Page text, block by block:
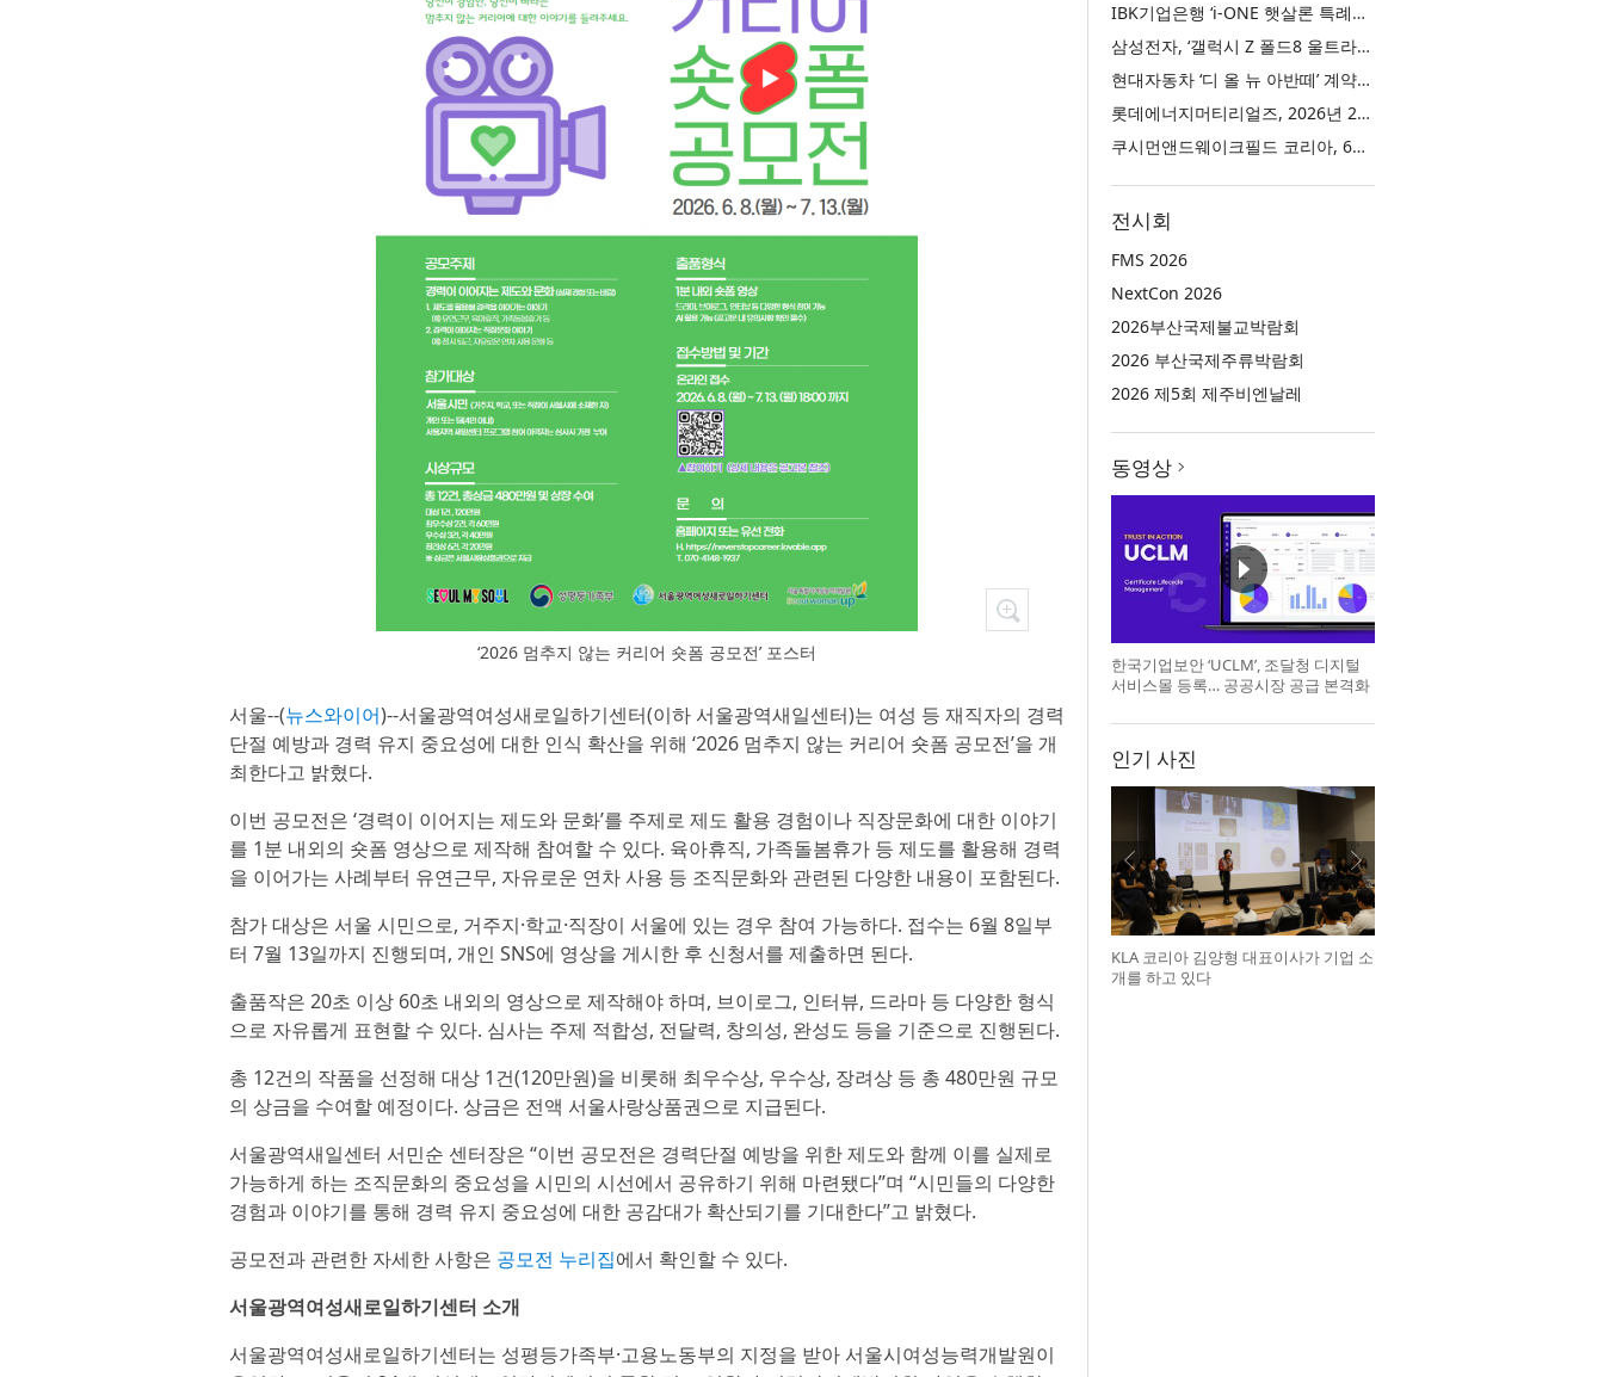
‘2026 멈추지 않는 커리어 숏폼 공모전’ 포스터
서울--(뉴스와이어)--서울광역여성새로일하기센터(이하 서울광역새일센터)는 여성 등 재직자의 경력
단절 예방과 경력 유지 중요성에 대한 인식 확산을 위해 ‘2026 멈추지 않는 커리어 숏폼 공모전’을 개
최한다고 밝혔다.
이번 공모전은 ‘경력이 이어지는 제도와 문화’를 주제로 제도 활용 경험이나 직장문화에 대한 이야기
를 1분 내외의 숏폼 영상으로 제작해 참여할 수 있다. 육아휴직, 가족돌봄휴가 등 제도를 활용해 경력
을 이어가는 사례부터 유연근무, 자유로운 연차 사용 등 조직문화와 관련된 다양한 내용이 포함된다.
참가 대상은 서울 시민으로, 거주지·학교·직장이 서울에 있는 경우 참여 가능하다. 접수는 6월 8일부
터 7월 13일까지 진행되며, 개인 SNS에 영상을 게시한 후 신청서를 제출하면 된다.
출품작은 20초 이상 60초 내외의 영상으로 제작해야 하며, 브이로그, 인터뷰, 드라마 등 다양한 형식
으로 자유롭게 표현할 수 있다. 심사는 주제 적합성, 전달력, 창의성, 완성도 등을 기준으로 진행된다.
총 12건의 작품을 선정해 대상 1건(120만원)을 비롯해 최우수상, 우수상, 장려상 등 총 480만원 규모
의 상금을 수여할 예정이다. 상금은 전액 서울사랑상품권으로 지급된다.
서울광역새일센터 서민순 센터장은 “이번 공모전은 경력단절 예방을 위한 제도와 함께 이를 실제로
가능하게 하는 조직문화의 중요성을 시민의 시선에서 공유하기 위해 마련됐다”며 “시민들의 다양한
경험과 이야기를 통해 경력 유지 중요성에 대한 공감대가 확산되기를 기대한다”고 밝혔다.
공모전과 관련한 자세한 사항은 공모전 누리집에서 확인할 수 있다.
서울광역여성새로일하기센터 소개
서울광역여성새로일하기센터는 성평등가족부·고용노동부의 지정을 받아 서울시여성능력개발원이
IBK기업은행 ‘i-ONE 햇살론 특례보증’ 출시
삼성전자, ‘갤럭시 Z 폴드8 울트라·폴드8·플립8’과 ‘갤럭시 워치 울트라2·워치9’ 국내 공식 출시
현대자동차 ‘디 올 뉴 아반떼’ 계약 첫날 1만 대 돌파
롯데에너지머티리얼즈, 2026년 2분기 실적 발표… 전분기 대비 매출 증대
쿠시먼앤드웨이크필드 코리아, 63빌딩 통합 MD·공간 전략 수립 과정과 구현 사례 소개
전시회
FMS 2026
NextCon 2026
2026부산국제불교박람회
2026 부산국제주류박람회
2026 제5회 제주비엔날레
동영상
한국기업보안 ‘UCLM’, 조달청 디지털
서비스몰 등록… 공공시장 공급 본격화
인기 사진
KLA 코리아 김양형 대표이사가 기업 소
개를 하고 있다